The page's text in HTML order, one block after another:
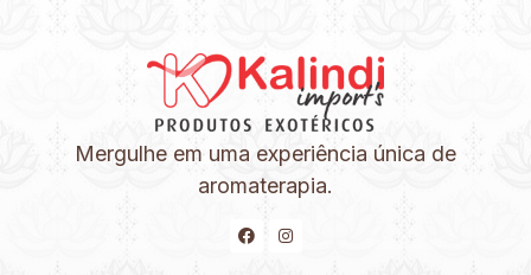
Mergulhe em uma experiência única de
aromaterapia.